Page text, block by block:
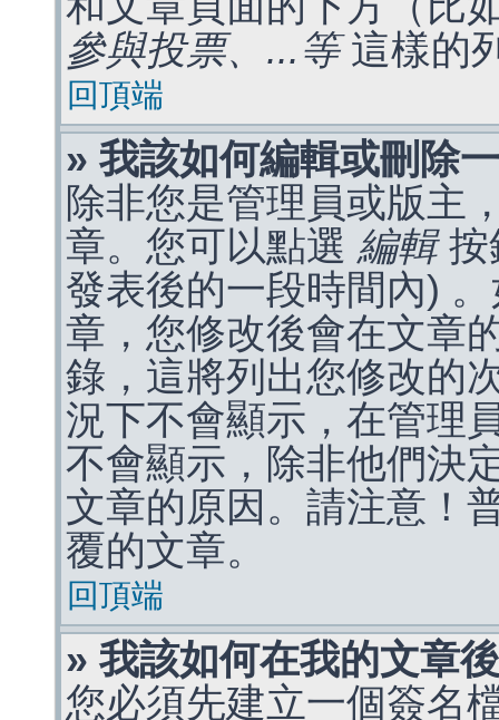
參與投票、...等這樣的
回頂端
» 我該如何編輯或刪除
除非您是管理員或版主
章。您可以點選 編輯按
發表後的一段時間內)
章，您修改後會在文章
錄，這將列出您修改的
況下不會顯示，在管理
不會顯示，除非他們決
文章的原因。請注意！
覆的文章。
回頂端
» 我該如何在我的文章
您必須先建立一個簽名